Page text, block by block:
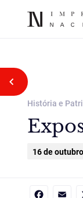
Voltar atrás
História e
16 de